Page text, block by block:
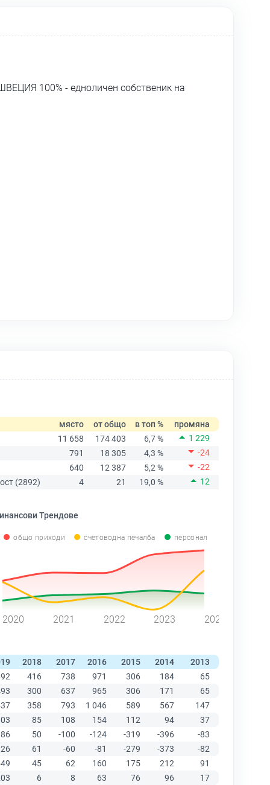
100% - едноличен собственик на
място от общо в топ %
промяна
11 658
174 403 6,7 %
1 229
791
18 305 4,3 %
-24
640
12 387 5,2 %
-22
(2892)
4 21 19,0 % 12
Трендове
общо приходи счетоводна печалба персонал
2020 2021 2022 2023 2024
2018 2017 2016 2015 2014 2013